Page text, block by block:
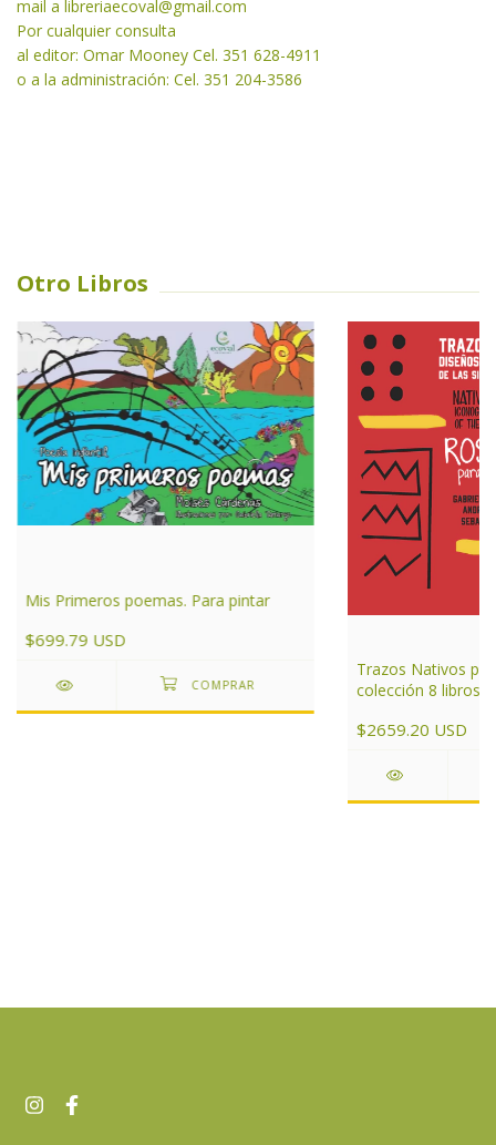
mail a libreriaecoval @gmail.com
Por cualquier consulta
al editor: Omar Mooney Cel. 351 628-4911
o a la administración: Cel. 351 204-3586
Otro Libros
Mis Primeros poemas. Para pintar
$699.79 USD
Trazos Nativos
colección 8 libros
$2659.20 USD